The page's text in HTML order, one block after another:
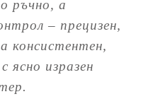
ръчно, а
– прецизен,
консистентен,
ясно изразен